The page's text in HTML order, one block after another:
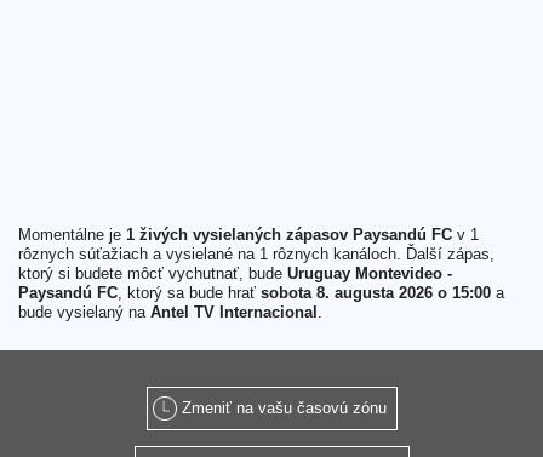
Momentálne je 1 živých vysielaných zápasov Paysandú FC v 1
rôznych súťažiach a vysielané na 1 rôznych kanáloch. Ďalší zápas,
ktorý si budete môcť vychutnať, bude Uruguay Montevideo -
Paysandú FC, ktorý sa bude hrať sobota 8. augusta 2026 o 15:00 a
bude vysielaný na Antel TV Internacional .
Zmeniť na vašu časovú zónu